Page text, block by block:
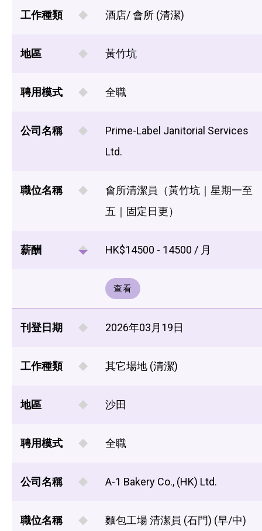
工作種類 酒店/ 會所 (清潔)
地區 黃竹坑
聘用模式 全職
公司名稱
Prime-Label Janitorial Services
Ltd.
職位名稱
會所清潔員（黃竹坑｜星期一至
五｜固定日更）
薪酬 HK$14500 - 14500 / 月
查看
刊登日期 2026年03月19日
工作種類 其它場地 (清潔)
地區 沙田
聘用模式 全職
公司名稱 A-1 Bakery Co., (HK) Ltd.
職位名稱 麵包工場 清潔員 (石門) (早/中)